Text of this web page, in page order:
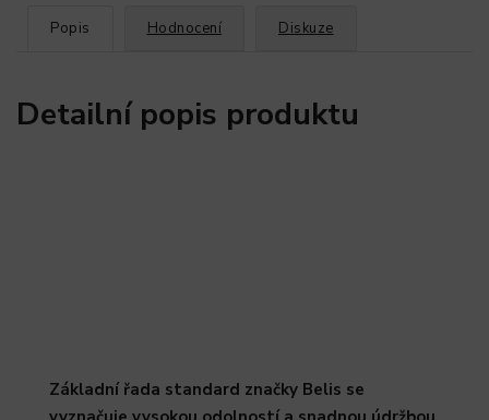
Popis Hodnocení Diskuze
Detailní popis produktu
Základní řada standard značky Belis se